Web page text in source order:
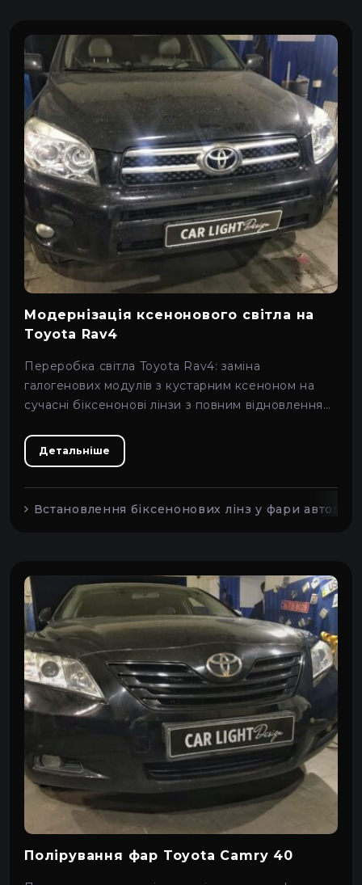
Модернізація ксенонового світла на
Toyota Rav4
Переробка світла Toyota Rav4: заміна
галогенових модулів з кустарним ксеноном на
сучасні біксенонові лінзи з повним відновленням
Детальніше
Встановлення біксенонових лінз у фари
Полірування фар Toyota Camry 40